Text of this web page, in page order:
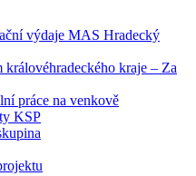
výdaje MAS Hradecký
královéhradeckého kraje – Za
práce na venkově
KSP